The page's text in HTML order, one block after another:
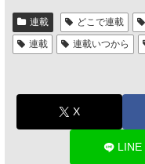
連載 どこで連載
連載
連載いつから
X
LINE